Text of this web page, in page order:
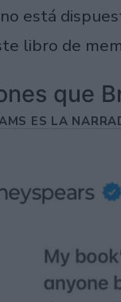
está
libro de
que
ES LA